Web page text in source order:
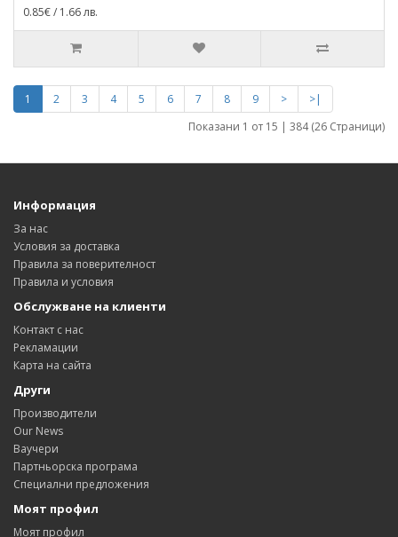
0.85€ / 1.66 лв.
1 2 3 4 5 6 7 8 9 >
>|
Показани 1 от 15 | 384 (26 Страници)
Информация
За нас
Условия за доставка
Правила за поверителност
Правила и условия
Обслужване на клиенти
Контакт с нас
Рекламации
Карта на сайта
Други
Производители
Our News
Ваучери
Партньорска програма
Специални предложения
Моят профил
Моят профил